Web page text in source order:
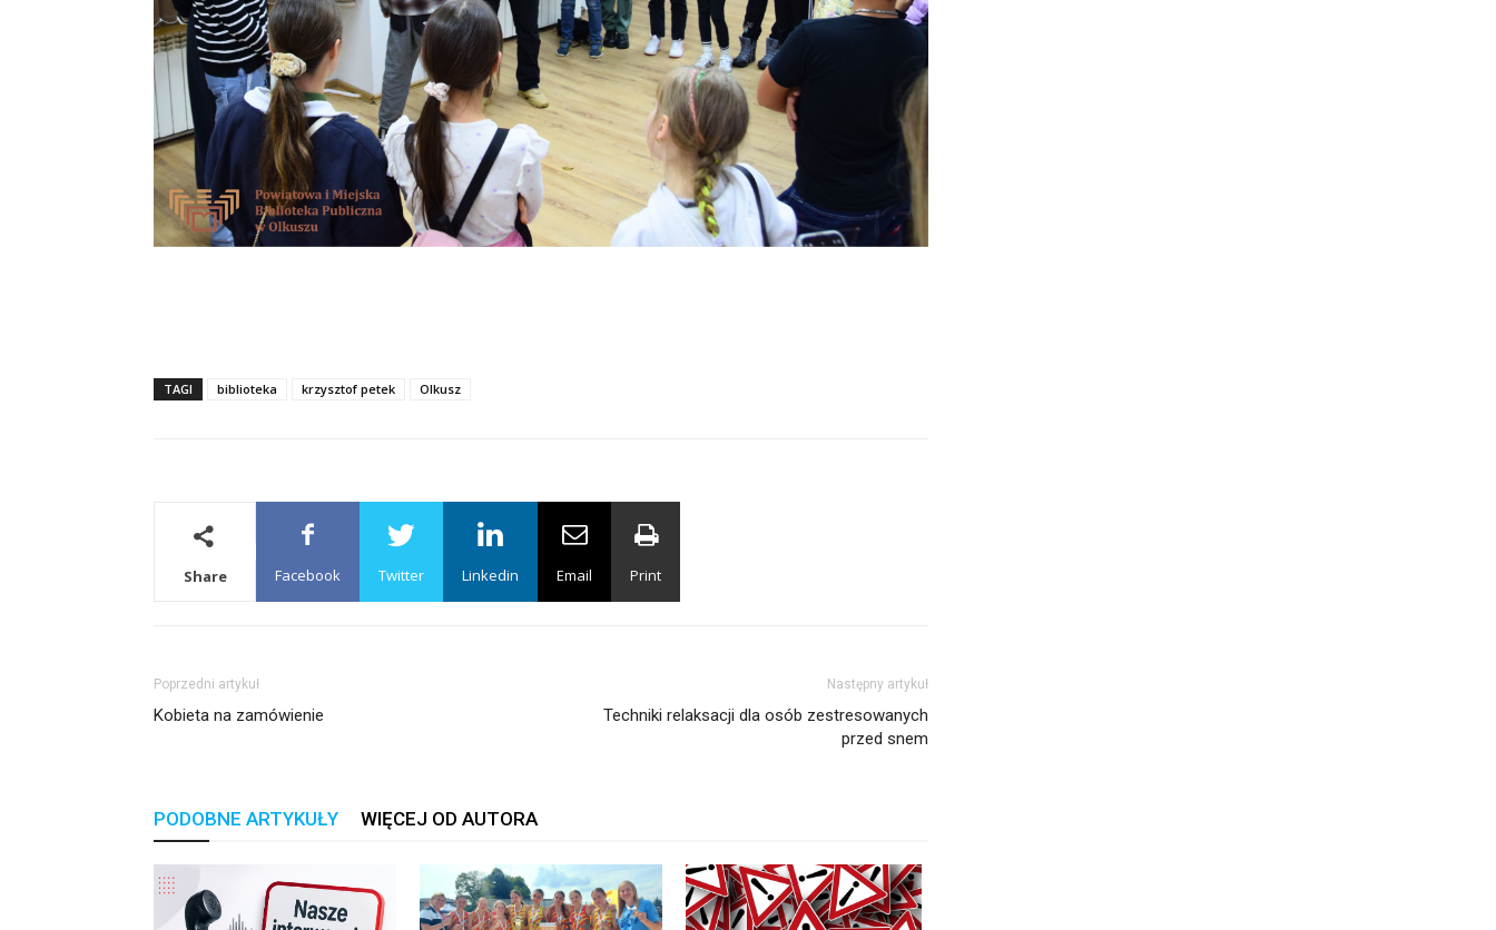
TAGI biblioteka krzysztof petek Olkusz
Share Facebook Twitter Linkedin Email Print
Poprzedni artykuł
Kobieta na zamówienie
Następny artykuł
Techniki relaksacji dla osób zestresowanych
przed snem
PODOBNE ARTYKUŁY WIĘCEJ OD AUTORA